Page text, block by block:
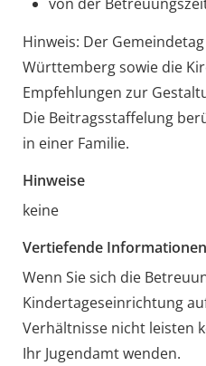
Hinweis: Der
Württemberg sowie die
Empfehlungen zur
Die Beitragsstaffelung
in einer Familie.
Hinweise
keine
Vertiefende Informationen
Wenn Sie sich die
Kindertageseinrichtung
Verhältnisse nicht leisten
Ihr Jugendamt wenden.